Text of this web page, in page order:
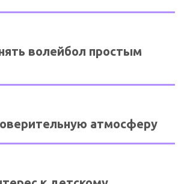
волейбол простым
атмосферу